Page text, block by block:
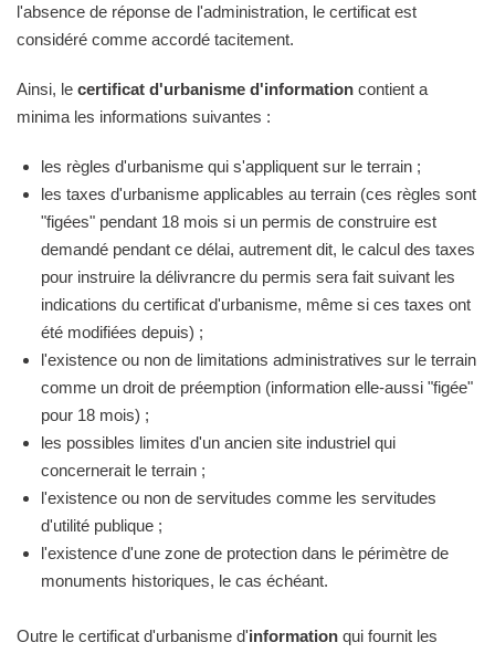
l'absence de réponse de l'administration, le certificat est
considéré comme accordé tacitement.
Ainsi, le certificat d'urbanisme d'information contient a
minima les informations suivantes :
les règles d'urbanisme qui s'appliquent sur le terrain ;
les taxes d'urbanisme applicables au terrain (ces règles sont
"figées" pendant 18 mois si un permis de construire est
demandé pendant ce délai, autrement dit, le calcul des taxes
pour instruire la délivrancre du permis sera fait suivant les
indications du certificat d'urbanisme, même si ces taxes ont
été modifiées depuis) ;
l'existence ou non de limitations administratives sur le terrain
comme un droit de préemption (information elle-aussi "figée"
pour 18 mois) ;
les possibles limites d'un ancien site industriel qui
concernerait le terrain ;
l'existence ou non de servitudes comme les servitudes
d'utilité publique ;
l'existence d'une zone de protection dans le périmètre de
monuments historiques, le cas échéant.
Outre le certificat d'urbanisme d'information qui fournit les